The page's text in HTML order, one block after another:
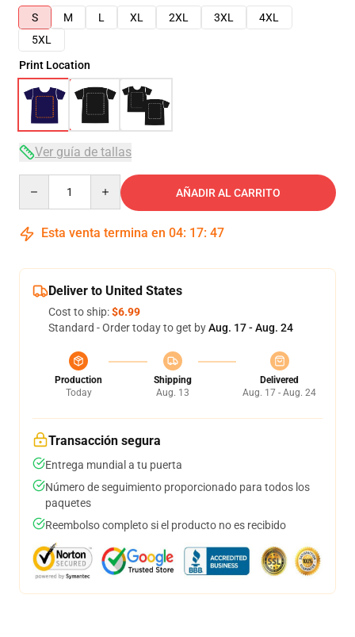
S
M L XL 2XL 3XL
4XL
5XL
Print Location
Ver guía de tallas
AÑADIR AL CARRITO
Esta venta termina en 04: 17: 46
Deliver to United States
Cost to ship:$6.99
Standard - Order today to get byAug. 17 - Aug. 24
Production
Today
Shipping
Aug. 13
Delivered
Aug. 17 - Aug. 24
Transacción segura
Entrega mundial a tu puerta
Número de seguimiento proporcionado para todos los
paquetes
Reembolso completo si el producto no es recibido